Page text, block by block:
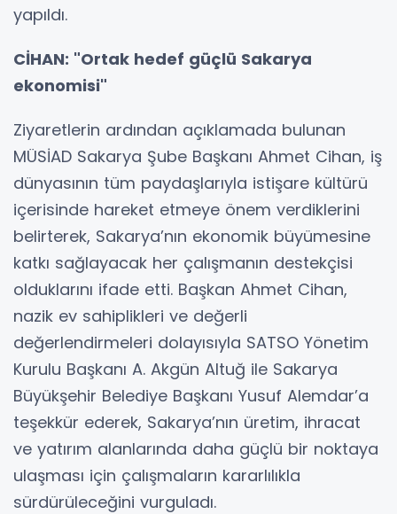
yapıldı.
CİHAN: "Ortak hedef güçlü Sakarya
ekonomisi"
Ziyaretlerin ardından açıklamada bulunan
MÜSİAD Sakarya Şube Başkanı Ahmet Cihan, iş
dünyasının tüm paydaşlarıyla istişare kültürü
içerisinde hareket etmeye önem verdiklerini
belirterek, Sakarya’nın ekonomik büyümesine
katkı sağlayacak her çalışmanın destekçisi
olduklarını ifade etti. Başkan Ahmet Cihan,
nazik ev sahiplikleri ve değerli
değerlendirmeleri dolayısıyla SATSO Yönetim
Kurulu Başkanı A. Akgün Altuğ ile Sakarya
Büyükşehir Belediye Başkanı Yusuf Alemdar’a
teşekkür ederek, Sakarya’nın üretim, ihracat
ve yatırım alanlarında daha güçlü bir noktaya
ulaşması için çalışmaların kararlılıkla
sürdürüleceğini vurguladı.